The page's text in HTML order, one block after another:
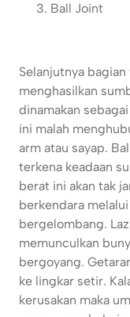
Ball Joint
Selanjutnya
menghasilkan
dinamakan
ini malah
arm atau sayap.
terkena keadaan
berat ini akan tak
berkendara
bergelombang.
memunculkan
bergoyang.
ke lingkar setir.
kerusakan maka